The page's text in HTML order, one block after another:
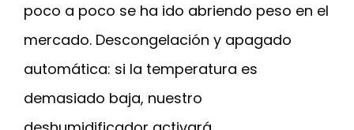
poco a poco se ha ido abriendo peso en el
mercado. Descongelación y apagado
automática: si la temperatura es
demasiado baja, nuestro